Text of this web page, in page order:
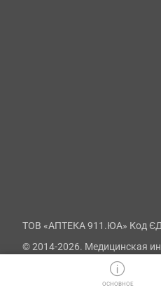
ОСНОВНОЕ
ТОВ «АПТЕКА 911.ЮА» Код
© 2014-2026. Медицинская